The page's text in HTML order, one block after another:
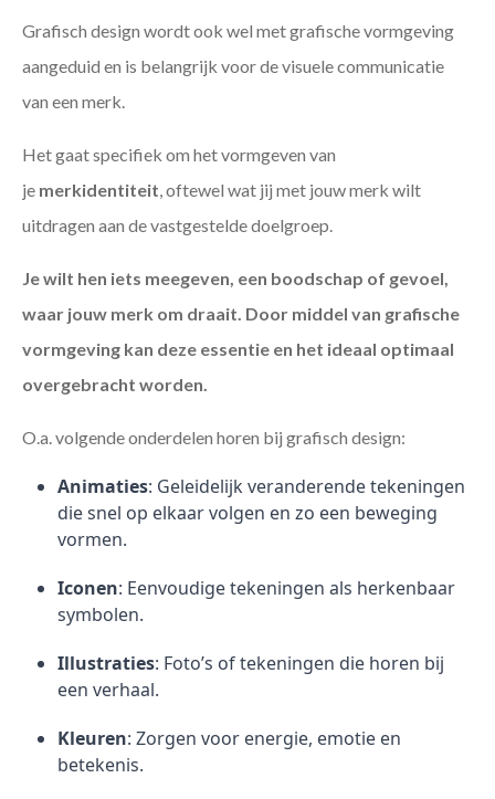
Grafisch design wordt ook wel met grafische vormgeving
aangeduid en is belangrijk voor de visuele communicatie
van een merk.
Het gaat specifiek om het vormgeven van
je merkidentiteit , oftewel wat jij met jouw merk wilt
uitdragen aan de vastgestelde doelgroep.
Je wilt hen iets meegeven, een boodschap of gevoel,
waar jouw merk om draait. Door middel van grafische
vormgeving kan deze essentie en het ideaal optimaal
overgebracht worden.
O.a. volgende onderdelen horen bij grafisch design:
Animaties: Geleidelijk veranderende tekeningen
die snel op elkaar volgen en zo een beweging
vormen.
Iconen: Eenvoudige tekeningen als herkenbaar
symbolen.
Illustraties: Foto’s of tekeningen die horen bij
een verhaal.
Kleuren: Zorgen voor energie, emotie en
betekenis.